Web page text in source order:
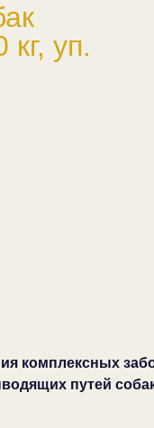
уп.
комплексных
путей